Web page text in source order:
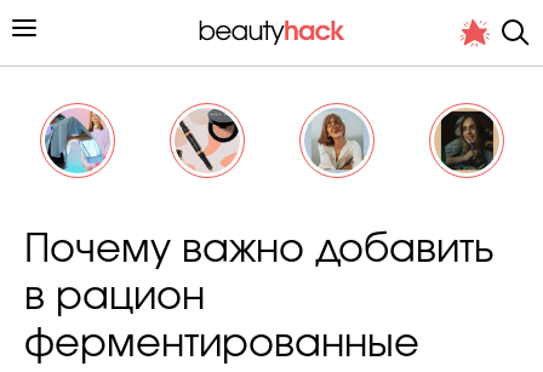
Почему важно добавить
в рацион
ферментированные